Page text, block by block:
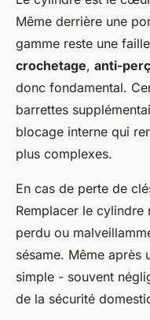
Même derrière une
gamme reste une
crochetage, anti-
donc fondamental.
barrettes
blocage interne qui
plus complexes.
En cas de perte de
Remplacer le cylindre
perdu ou
sésame. Même après
simple - souvent
de la sécurité